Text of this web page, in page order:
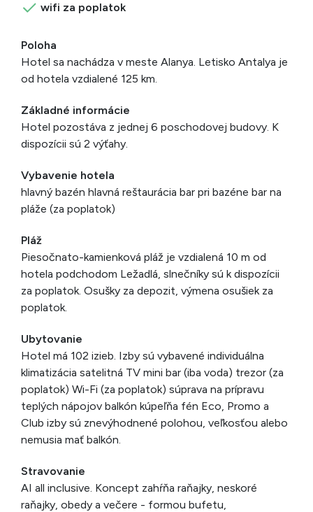
wifi za poplatok
Poloha
Hotel sa nachádza v meste Alanya. Letisko Antalya je
od hotela vzdialené 125 km.
Základné informácie
Hotel pozostáva z jednej 6 poschodovej budovy. K
dispozícii sú 2 výťahy.
Vybavenie hotela
hlavný bazén hlavná reštaurácia bar pri bazéne bar na
pláže (za poplatok)
Pláž
Piesočnato-kamienková pláž je vzdialená 10 m od
hotela podchodom Ležadlá, slnečníky sú k dispozícii
za poplatok. Osušky za depozit, výmena osušiek za
poplatok.
Ubytovanie
Hotel má 102 izieb. Izby sú vybavené individuálna
klimatizácia satelitná TV mini bar (iba voda) trezor (za
poplatok) Wi-Fi (za poplatok) súprava na prípravu
teplých nápojov balkón kúpeľňa fén Eco, Promo a
Club izby sú znevýhodnené polohou, veľkosťou alebo
nemusia mať balkón.
Stravovanie
AI all inclusive. Koncept zahŕňa raňajky, neskoré
raňajky, obedy a večere - formou bufetu,